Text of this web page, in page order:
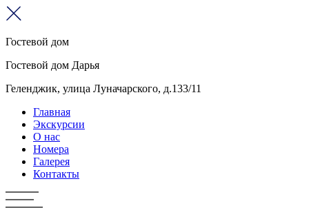
Гостевой дом
Гостевой дом Дарья
Геленджик, улица Луначарского, д.133/11
Главная
Экскурсии
О нас
Номера
Галерея
Контакты